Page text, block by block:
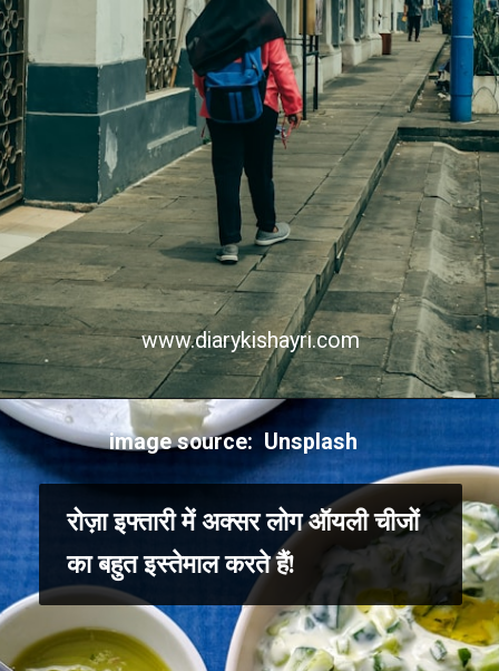
www.diarykishayri.com
रोज़ा इफ्तारी में अक्सर लोग ऑयली चीजों
का बहुत इस्तेमाल करते हैं!
image source: Unsplash